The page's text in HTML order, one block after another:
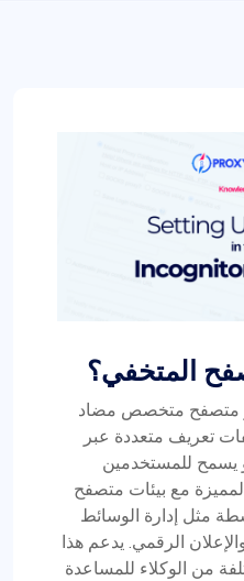
المتخفي؟
متصفح متخصص مضاد
تعريف متعددة عبر
يسمح للمستخدمين
مع بيئات متصفح
مثل إدارة الوسائط
الرقمي. يدعم هذا
من الوكلاء للمساعدة